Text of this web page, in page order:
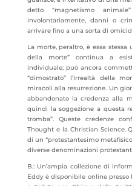
detto “magnetismo
involontariamente, danni o
arrivare fino a una sorta di
La morte, peraltro, è essa stessa
della morte” continua a
individuale; può ancora
“dimostrato” l’irrealtà della
miracoli alla resurrezione. Un
abbandonato la credenza alla
quindi la soggezione a questa
tromba”. Queste credenze
Thought e la Christian Science.
di un “protestantesimo
diverse denominazioni
B.: Un’ampia collezione di
Eddy è disponibile online presso